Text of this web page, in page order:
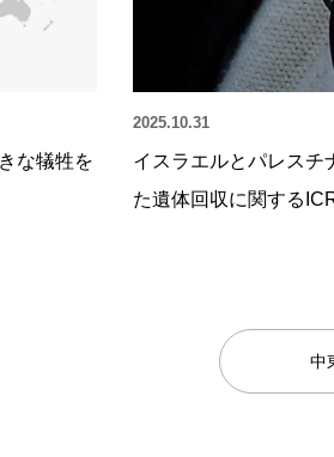
な犠牲を
2025.10.31
イスラエルとパレスチ
た遺体回収に関する
中